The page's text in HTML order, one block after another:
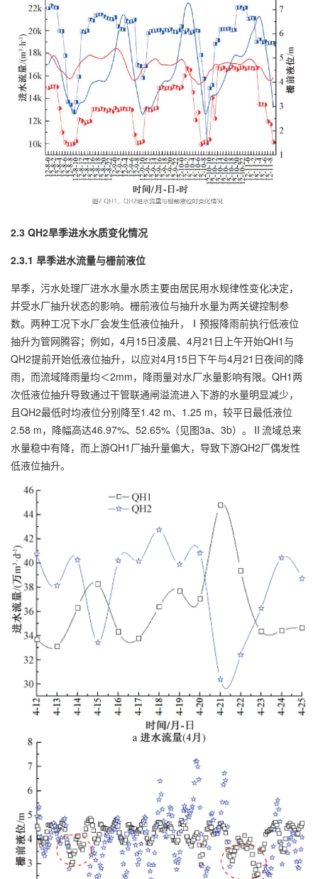
2.3 QH2旱季进水水质变化情况
2.3.1 旱季进水流量与栅前液位
旱季，污水处理厂进水水量水质主要由居民用水规律性变化决定，
并受水厂抽升状态的影响。栅前液位与抽升水量为两关键控制参
数。两种工况下水厂会发生低液位抽升，Ⅰ预报降雨前执行低液位
抽升为管网腾容；例如，4月15日凌晨、4月21日上午开始QH1与
QH2提前开始低液位抽升，以应对4月15日下午与4月21日夜间的降
雨，而流域降雨量均＜2mm，降雨量对水厂水量影响有限。QH1两
次低液位抽升导致通过干管联通闸溢流进入下游的水量明显减少，
且QH2最低时均液位分别降至1.42 m、1.25 m，较平日最低液位
2.58 m，降幅高达46.97%、52.65%（见图3a、3b）。Ⅱ流域总来
水量稳中有降，而上游QH1厂抽升量偏大，导致下游QH2厂偶发性
低液位抽升。